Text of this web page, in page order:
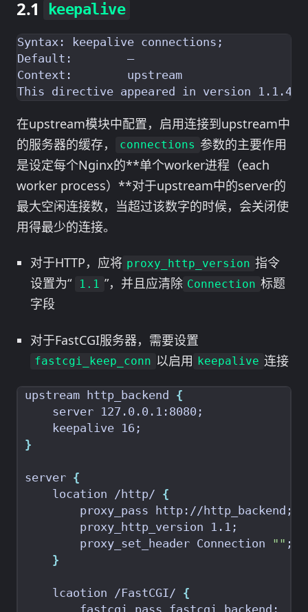
keepalive
Syntax:	keepalive connections;
Default:	—
Context:	upstream
在upstream模块中配置，启用连接到upstream中
的服务器的缓存，
connections 参数的主要作用
是设定每个Nginx的**单个worker进程（each
worker process）**对于upstream中的server的
最大空闲连接数，当超过该数字的时候，会关闭使
用得最少的连接。
对于HTTP，应将 proxy_http_version 指令
设置为“
1.1 ”，并且应清除 Connection 标题
字段
对于FastCGI服务器，需要设置
fastcgi_keep_conn 以启用 keepalive 连接
upstream http_backend {
    server 127.0.0.1:8080
;
    keepalive 16
;
}
server {
    location /http/
{
        proxy_pass http://http_backend
;
        proxy_http_version 1.1
;
        proxy_set_header Connection
"" ;
}
    lcaotion /FastCGI/
{